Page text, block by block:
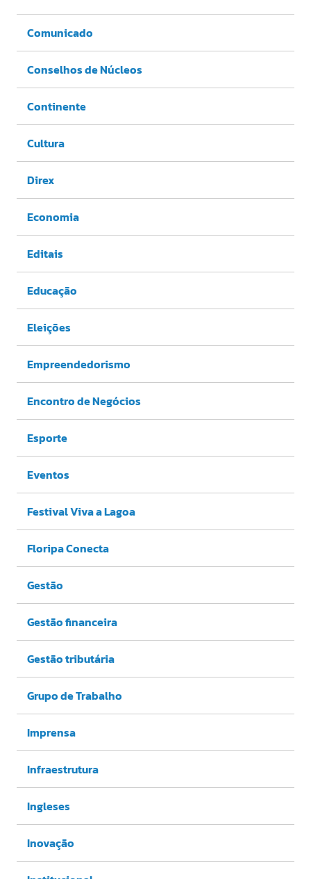
Comunicado
Conselhos de Núcleos
Continente
Cultura
Direx
Economia
Editais
Educação
Eleições
Empreendedorismo
Encontro de Negócios
Esporte
Eventos
Festival Viva a Lagoa
Floripa Conecta
Gestão
Gestão financeira
Gestão tributária
Grupo de Trabalho
Imprensa
Infraestrutura
Ingleses
Inovação